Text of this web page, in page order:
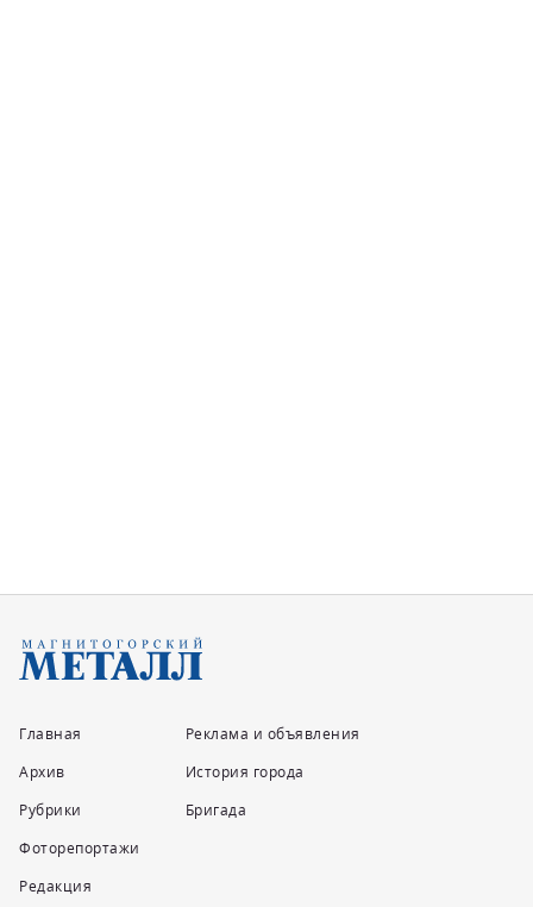
Главная
Архив
Рубрики
Фоторепортажи
Редакция
Реклама и объявления
История города
Бригада